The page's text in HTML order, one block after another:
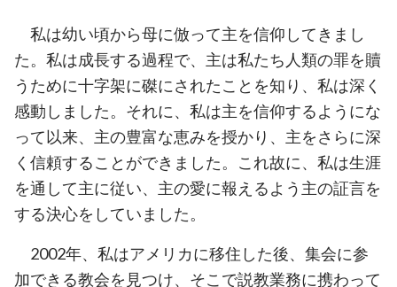
私は幼い頃から母に倣って主を信仰してきまし
た。私は成長する過程で、主は私たち人類の罪を贖
うために十字架に磔にされたことを知り、私は深く
感動しました。それに、私は主を信仰するようにな
って以来、主の豊富な恵みを授かり、主をさらに深
く信頼することができました。これ故に、私は生涯
を通して主に従い、主の愛に報えるよう主の証言を
する決心をしていました。
2002年、私はアメリカに移住した後、集会に参
加できる教会を見つけ、そこで説教業務に携わって